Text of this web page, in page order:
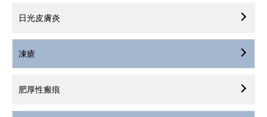
日光皮膚炎
凍瘡
肥厚性瘢痕